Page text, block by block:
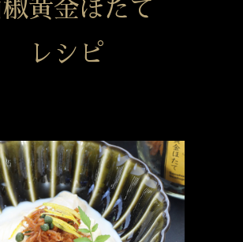
椒黄金ほたて
レシピ